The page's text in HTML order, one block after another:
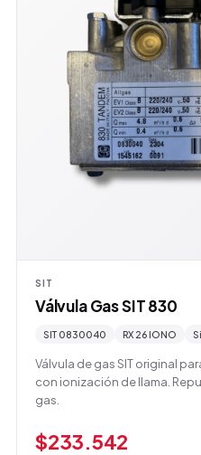
SIT
Válvula Gas SIT 830
SIT 0830040 RX 26 IONO
Válvula de gas SIT original
con ionización de llama.
gas.
$233.542